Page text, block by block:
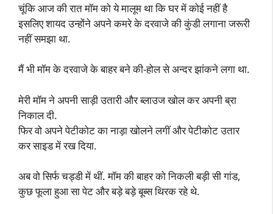
चूंकि आज की रात मॉम को ये मालूम था कि घर में कोई नहीं है
इसलिए शायद उन्होंने अपने कमरे के दरवाजे की कुंडी लगाना जरूरी
नहीं समझा था.
मैं भी मॉम के दरवाजे के बाहर बने की-होल से अन्दर झांकने लगा था.
मेरी मॉम ने अपनी साड़ी उतारी और ब्लाउज खोल कर अपनी ब्रा
निकाल दी.
फिर वो अपने पेटीकोट का नाड़ा खोलने लगीं और पेटीकोट उतार
कर साइड में रख दिया.
अब वो सिर्फ चड्डी में थीं. मॉम की बाहर को निकली बड़ी सी गांड,
कुछ फूला हुआ सा पेट और बड़े बड़े बूब्स थिरक रहे थे.